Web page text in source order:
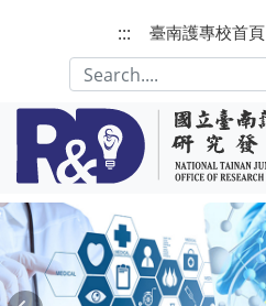
:::
臺南護專校首頁